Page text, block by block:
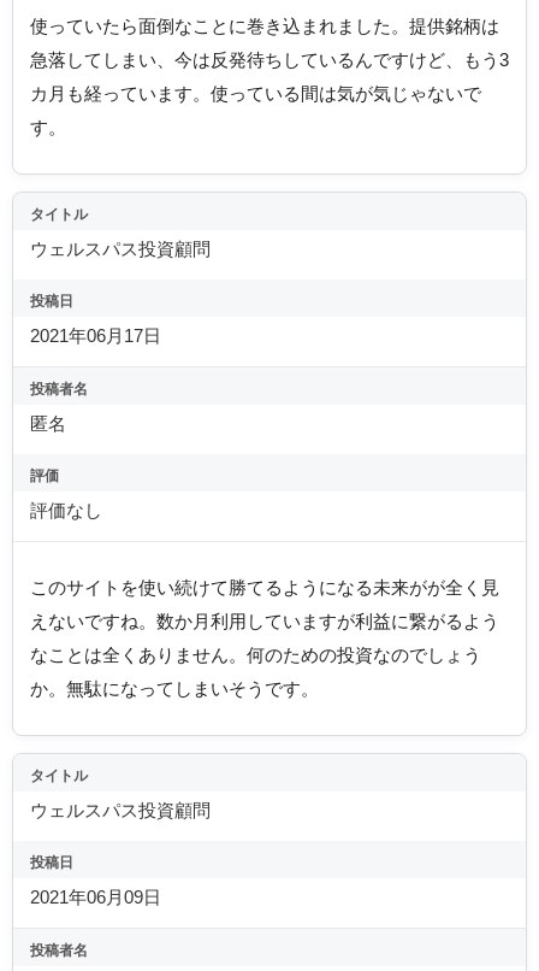
使っていたら面倒なことに巻き込まれました。提供銘柄は
急落してしまい、今は反発待ちしているんですけど、もう3
カ月も経っています。使っている間は気が気じゃないで
す。
タイトル
ウェルスパス投資顧問
投稿日
2021年06月17日
投稿者名
匿名
評価
評価なし
このサイトを使い続けて勝てるようになる未来がが全く見
えないですね。数か月利用していますが利益に繋がるよう
なことは全くありません。何のための投資なのでしょう
か。無駄になってしまいそうです。
タイトル
ウェルスパス投資顧問
投稿日
2021年06月09日
投稿者名